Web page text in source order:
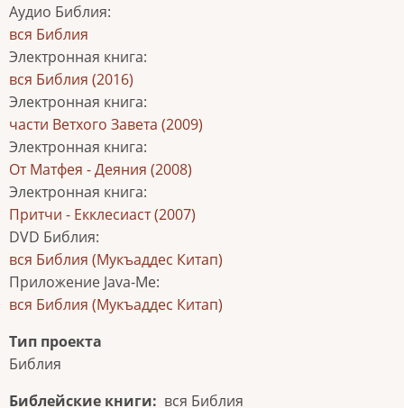
Аудио Библия:
вся Библия
Электронная книга:
вся Библия (2016)
Электронная книга:
части Ветхого Завета (2009)
Электронная книга:
От Матфея - Деяния (2008)
Электронная книга:
Притчи - Екклесиаст (2007)
DVD Библия:
вся Библия (Мукъаддес Китап)
Приложение Java-Me:
вся Библия (Мукъаддес Китап)
Тип проекта
Библия
Библейские книги
вся Библия